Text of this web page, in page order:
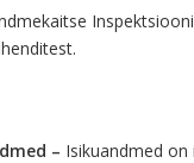
– Isikuandmed on